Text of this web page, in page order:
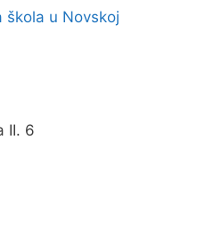
škola u Novskoj
II. 6